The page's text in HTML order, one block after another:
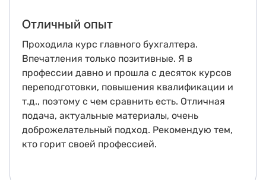
Отличный опыт
Проходила курс главного бухгалтера.
Впечатления только позитивные. Я в
профессии давно и прошла с десяток курсов
переподготовки, повышения квалификации и
т.д., поэтому с чем сравнить есть. Отличная
подача, актуальные материалы, очень
доброжелательный подход. Рекомендую тем,
кто горит своей профессией.